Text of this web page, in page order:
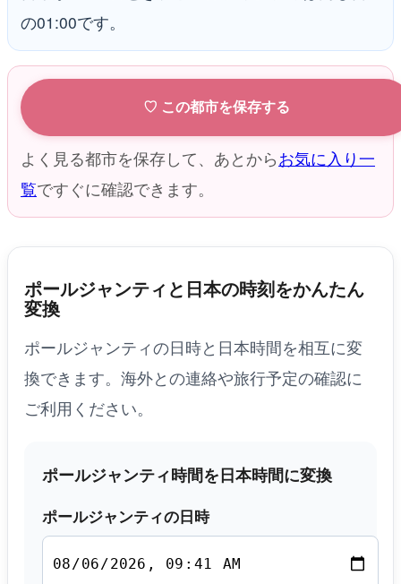
の01:00です。
♡ この都市を保存する
よく見る都市を保存して、あとからお気に入り一
覧ですぐに確認できます。
ポールジャンティと日本の時刻をかんたん
変換
ポールジャンティの日時と日本時間を相互に変
換できます。海外との連絡や旅行予定の確認に
ご利用ください。
ポールジャンティ時間を日本時間に変換
ポールジャンティの日時